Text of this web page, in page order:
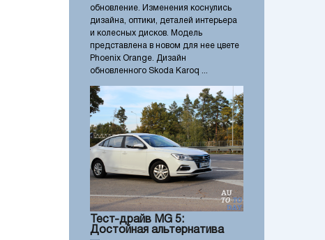
обновление. Изменения коснулись
дизайна, оптики, деталей интерьера
и колесных дисков. Модель
представлена в новом для нее цвете
Phoenix Orange. Дизайн
обновленного Skoda Karoq ...
Тест-драйв MG 5:
Достойная альтернатива